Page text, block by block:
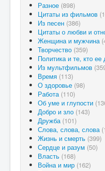
Разное (898)
Цитаты из фильмов
Из песен (386)
Цитаты о любви и
Женщина и мужчина
Творчество (359)
Политика и те, кто ее
Из мультфильмов
Время (113)
О здоровье (98)
Работа (110)
Об уме и глупости
Добро и зло (143)
Дружба (101)
Слова, слова, слова
Жизнь и смерть (399)
Сердце и разум (50)
Власть (168)
Война и мир (162)